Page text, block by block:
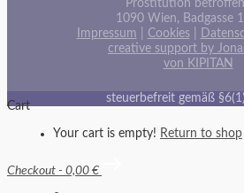
Prostitution
1090 Wien, Badgasse
Impressum
Cookies|
creative support by
von KIPITAN
steuerbefreit gemäß
Cart
Your cart is empty! Return to shop
Checkout - 0,00 €